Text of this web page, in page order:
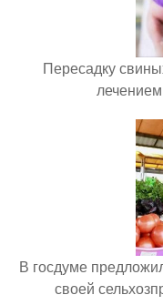
Пересадку
В госдуме
своей